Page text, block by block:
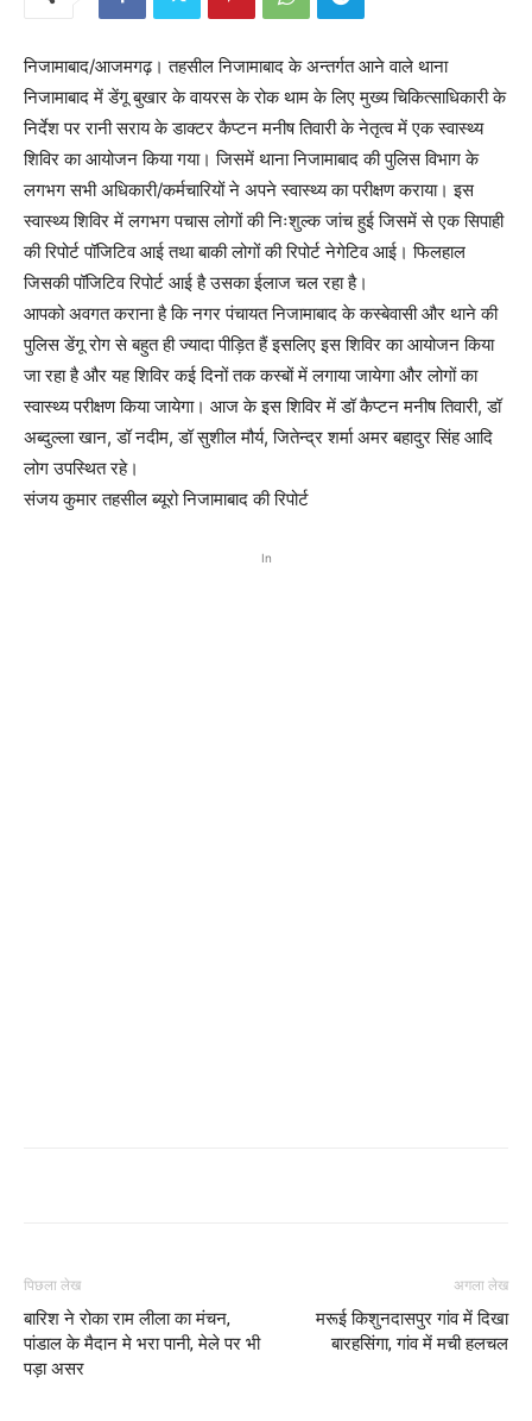
निजामाबाद/आजमगढ़। तहसील निजामाबाद के अन्तर्गत आने वाले थाना
निजामाबाद में डेंगू बुखार के वायरस के रोक थाम के लिए मुख्य चिकित्साधिकारी के
निर्देश पर रानी सराय के डाक्टर कैप्टन मनीष तिवारी के नेतृत्व में एक स्वास्थ्य
शिविर का आयोजन किया गया। जिसमें थाना निजामाबाद की पुलिस विभाग के
लगभग सभी अधिकारी/कर्मचारियों ने अपने स्वास्थ्य का परीक्षण कराया। इस
स्वास्थ्य शिविर में लगभग पचास लोगों की निःशुल्क जांच हुई जिसमें से एक सिपाही
की रिपोर्ट पॉजिटिव आई तथा बाकी लोगों की रिपोर्ट नेगेटिव आई। फिलहाल
जिसकी पॉजिटिव रिपोर्ट आई है उसका ईलाज चल रहा है।
आपको अवगत कराना है कि नगर पंचायत निजामाबाद के कस्बेवासी और थाने की
पुलिस डेंगू रोग से बहुत ही ज्यादा पीड़ित हैं इसलिए इस शिविर का आयोजन किया
जा रहा है और यह शिविर कई दिनों तक कस्बों में लगाया जायेगा और लोगों का
स्वास्थ्य परीक्षण किया जायेगा। आज के इस शिविर में डॉ कैप्टन मनीष तिवारी, डॉ
अब्दुल्ला खान, डॉ नदीम, डॉ सुशील मौर्य, जितेन्द्र शर्मा अमर बहादुर सिंह आदि
लोग उपस्थित रहे।
संजय कुमार तहसील ब्यूरो निजामाबाद की रिपोर्ट
In
पिछला लेख
बारिश ने रोका राम लीला का मंचन,
पांडाल के मैदान मे भरा पानी, मेले पर भी
पड़ा असर
अगला लेख
मरूई किशुनदासपुर गांव में दिखा
बारहसिंगा, गांव में मची हलचल